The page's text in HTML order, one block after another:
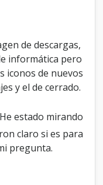
de descargas,
informática pero
iconos de nuevos
y el de cerrado.
He estado mirando
claro si es para
pregunta.